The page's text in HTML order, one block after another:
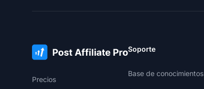
Precios
Soporte
Base de conocimientos